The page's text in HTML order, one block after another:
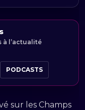
à l’actualité
PODCASTS
sur les Champs